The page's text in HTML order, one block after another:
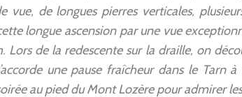
vue, de longues pierres verticales,
longue ascension par une vue
Lors de la redescente sur la draille, on
une pause fraîcheur dans le Tarn
au pied du Mont Lozère pour admirer